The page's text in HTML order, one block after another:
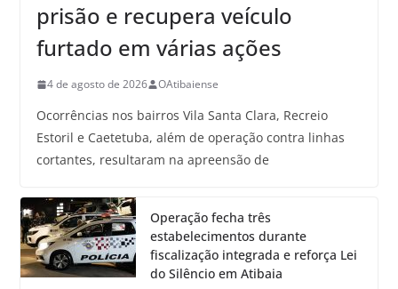
prisão e recupera veículo
furtado em várias ações
4 de agosto de 2026 OAtibaiense
Ocorrências nos bairros Vila Santa Clara, Recreio
Estoril e Caetetuba, além de operação contra linhas
cortantes, resultaram na apreensão de
Operação fecha três
estabelecimentos durante
fiscalização integrada e reforça Lei
do Silêncio em Atibaia